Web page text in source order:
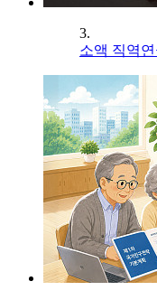
3.
소액 직역